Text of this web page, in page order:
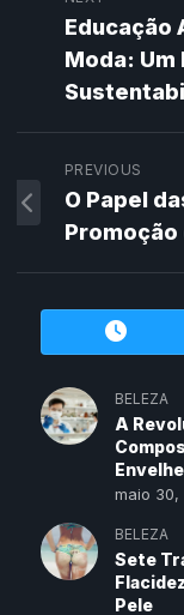
Educação
Moda: Um
PREVIOUS
O Papel
BELEZA
A
maio 30,
BELEZA
Sete
Pele